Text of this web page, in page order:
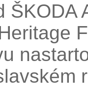
ŠKODA